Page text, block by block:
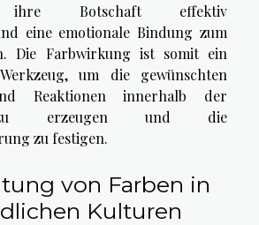
ihre Botschaft effektiv
eine emotionale Bindung zum
Die Farbwirkung ist somit ein
um die gewünschten
Reaktionen innerhalb der
zu erzeugen und die
zu festigen.
von Farben in
Kulturen